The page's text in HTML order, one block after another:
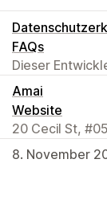
FAQs
Dieser
Amai
Website
20 Cecil St,
8. November